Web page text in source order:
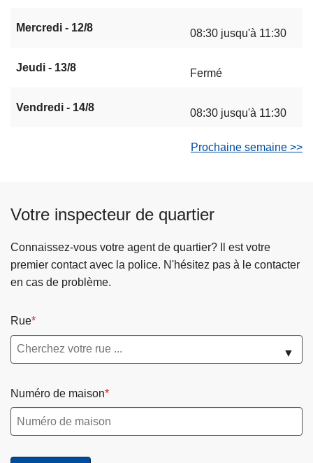
Mercredi - 12/8 08:30 jusqu'à 11:30
Jeudi - 13/8 Fermé
Vendredi - 14/8 08:30 jusqu'à 11:30
Prochaine semaine >>
Votre inspecteur de quartier
Connaissez-vous votre agent de quartier? Il est votre
premier contact avec la police. N'hésitez pas à le contacter
en cas de problème.
Rue
▼
Numéro de maison